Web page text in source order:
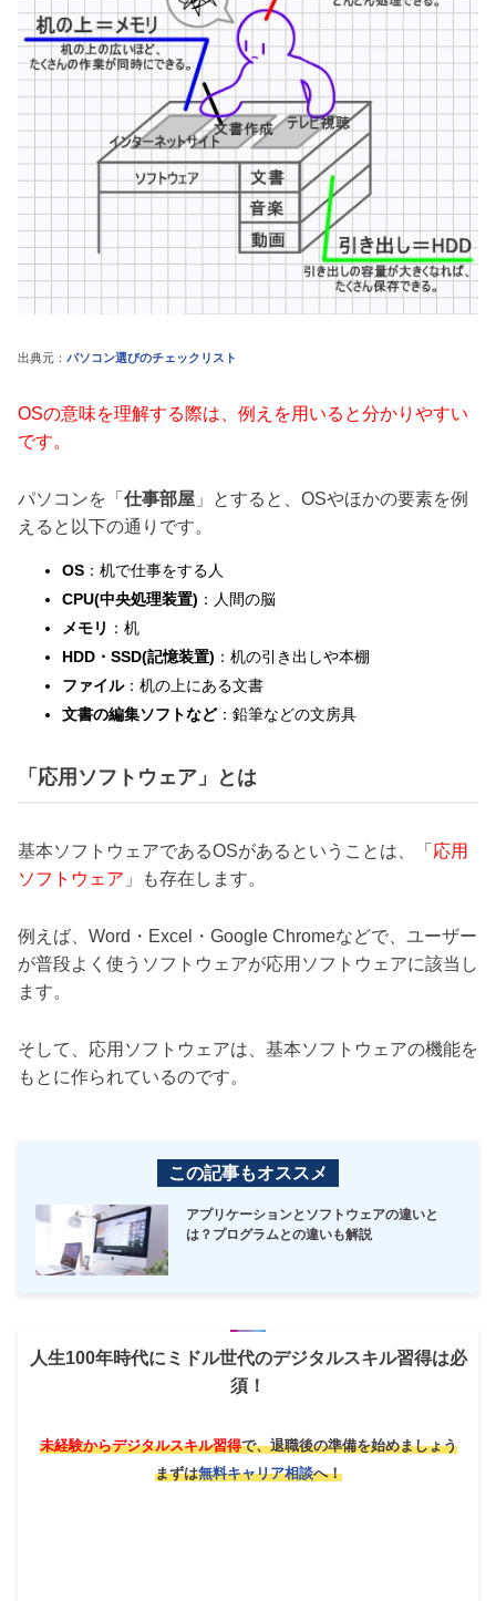
出典元： パソコン選びのチェックリスト
OSの意味を理解する際は、例えを用いると分かりやすい
です。
パソコンを「 仕事部屋 」とすると、OSやほかの要素を例
えると以下の通りです。
OS ：机で仕事をする人
CPU(中央処理装置) ：人間の脳
メモリ ：机
HDD・SSD(記憶装置) ：机の引き出しや本棚
ファイル：机の上にある文書
文書の編集ソフトなど：鉛筆などの文房具
「応用ソフトウェア」とは
基本ソフトウェアであるOSがあるということは、「 応用
ソフトウェア 」も存在します。
例えば、Word・Excel・Google Chromeなどで、ユーザー
が普段よく使うソフトウェアが応用ソフトウェアに該当し
ます。
そして、応用ソフトウェアは、基本ソフトウェアの機能を
もとに作られているのです。
この記事もオススメ
アプリケーションとソフトウェアの違いと
は？プログラムとの違いも解説
人生100年時代にミドル世代のデジタルスキル習得は必
須！
未経験からデジタルスキル習得で、退職後の準備を始めましょう
まずは無料キャリア相談へ！